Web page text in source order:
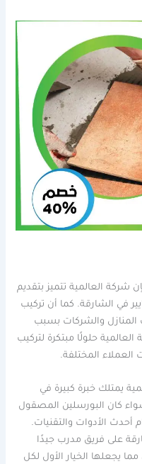
شركة العالمية تتميز بتقديم
في الشارقة. كما أن تركيب
المنازل والشركات بسبب
حلولًا مبتكرة لتركيب
العملاء المختلفة.
يمتلك خبرة كبيرة في
كان البورسلين المصقول
أحدث الأدوات والتقنيات.
على فريق مدرب جيدًا
يجعلها الخيار الأول لكل